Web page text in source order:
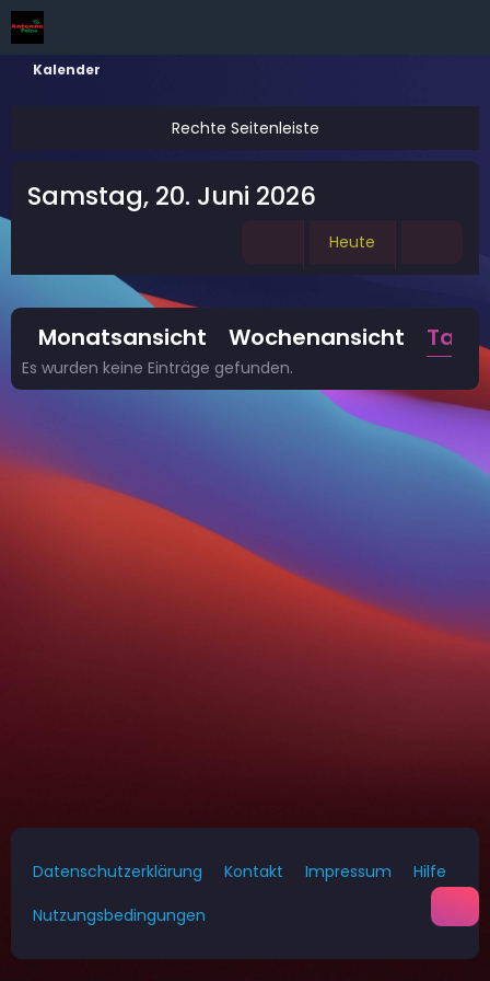
Kalender
Samstag, 20. Juni 2026
Heute
Monatsansicht Wochenansicht
Es wurden keine Einträge gefunden.
Datenschutzerklärung Kontakt Impressum
Hilfe
Nutzungsbedingungen